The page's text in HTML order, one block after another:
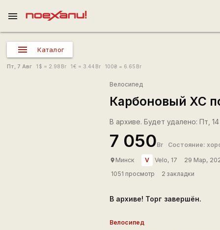
menu
Каталог
Пт, 7 Авг 1 $ = 2.98 Br 1€ = 3.44 Br 100₴ = 6.65 Br
Велосипед
Карбоновый XC
В архиве. Будет удалено: Пт,
7 050Br Состояние:
place Минск V Velo, 17
29 Мар,
1051 просмотр
2 закладки
В архиве! Торг завершён.
Велосипед